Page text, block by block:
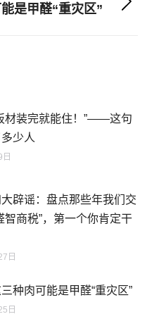
文
未是甲醛“重灾区”
材装完就能住！”——这句
少人
辟谣：盘点那些年我们交
智商税”，第一个你肯定干
日
种肉可能是甲醛“重灾区”
日